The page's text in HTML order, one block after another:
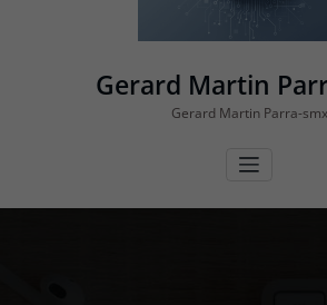
Gerard Martin
Gerard Martin Parra-smx